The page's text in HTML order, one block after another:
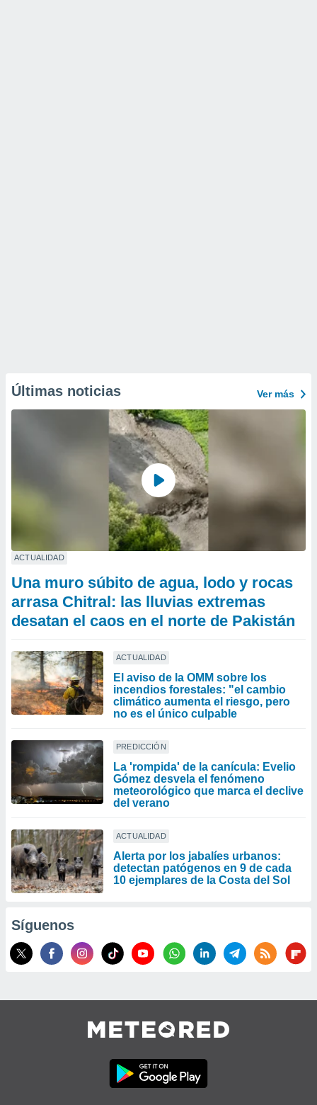
Últimas noticias Ver más
ACTUALIDAD
Una muro súbito de agua, lodo y rocas
arrasa Chitral: las lluvias extremas
desatan el caos en el norte de Pakistán
ACTUALIDAD
El aviso de la OMM sobre los
incendios forestales: "el cambio
climático aumenta el riesgo, pero
no es el único culpable
PREDICCIÓN
La 'rompida' de la canícula: Evelio
Gómez desvela el fenómeno
meteorológico que marca el declive
del verano
ACTUALIDAD
Alerta por los jabalíes urbanos:
detectan patógenos en 9 de cada
10 ejemplares de la Costa del Sol
Síguenos